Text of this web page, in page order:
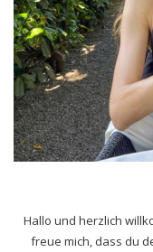
Hallo und herzlich
freue mich, dass du